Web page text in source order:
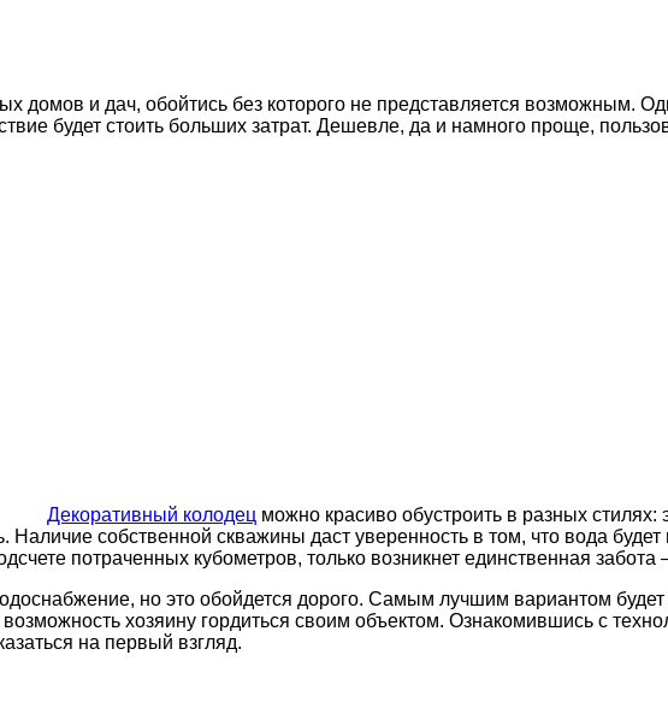
и дач, обойтись без которого не представляется возможным.
будет стоить больших затрат. Дешевле, да и намного проще,
Декоративный колодец можно красиво обустроить в разных
Наличие собственной скважины даст уверенность в том, что вода
потраченных кубометров, только возникнет единственная
но это обойдется дорого. Самым лучшим вариантом будет
хозяину гордиться своим объектом. Ознакомившись с
на первый взгляд.